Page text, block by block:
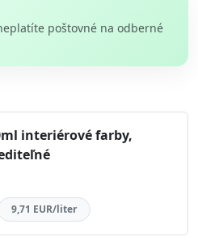
poštovné na odberné
interiérové farby,
9,71 EUR/liter